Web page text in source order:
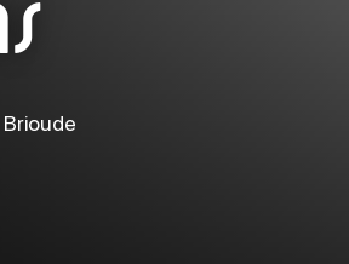
Brioude